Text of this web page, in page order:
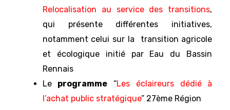
Relocalisation au service des transitions,
qui présente différentes initiatives,
notamment celui sur la transition agricole
et écologique initié par Eau du Bassin
Rennais
Le programme “Les éclaireurs dédié à
l’achat public stratégique” 27ème Région